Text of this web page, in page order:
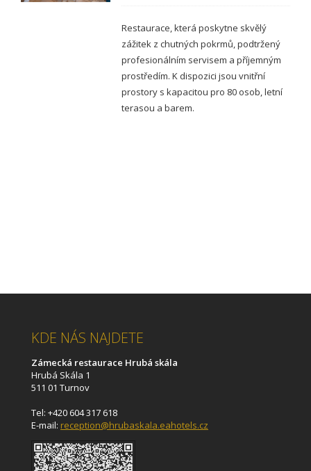
Restaurace, která poskytne skvělý
zážitek z chutných pokrmů, podtržený
profesionálním servisem a příjemným
prostředím. K dispozici jsou vnitřní
prostory s kapacitou pro 80 osob, letní
terasou a barem.
KDE NÁS NAJDETE
Zámecká restaurace Hrubá skála
Hrubá Skála 1
511 01 Turnov
Tel: +420 604 317 618
E-mail: reception@hrubaskala.eahotels.cz